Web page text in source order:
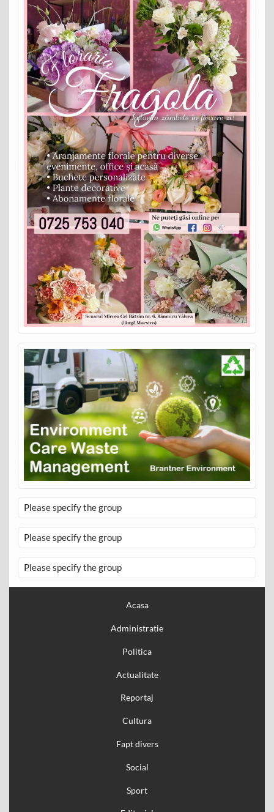
Please specify the group
Please specify the group
Please specify the group
Acasa
Administratie
Politica
Actualitate
Reportaj
Cultura
Fapt divers
Social
Sport